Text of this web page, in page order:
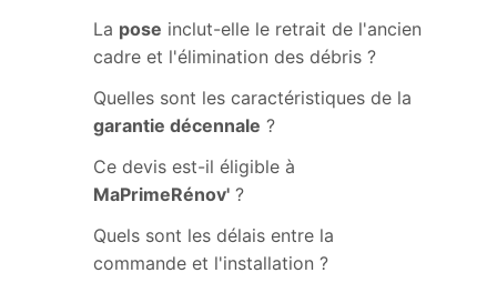
La pose inclut-elle le retrait de l'ancien
cadre et l'élimination des débris ?
Quelles sont les caractéristiques de la
garantie décennale ?
Ce devis est-il éligible à
MaPrimeRénov' ?
Quels sont les délais entre la
commande et l'installation ?